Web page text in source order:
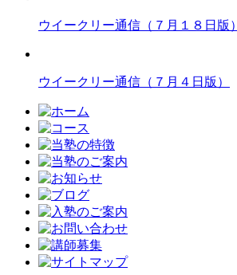
ウイークリー通信（７月１８日版）
ウイークリー通信（７月４日版）